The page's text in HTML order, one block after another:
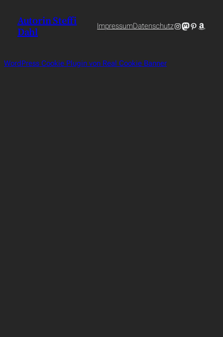
Autorin Steffi
Dahl
ImpressumDatenschutzInstagram
Mastodon
Pinterest
WordPress Cookie Plugin von Real Cookie Banner